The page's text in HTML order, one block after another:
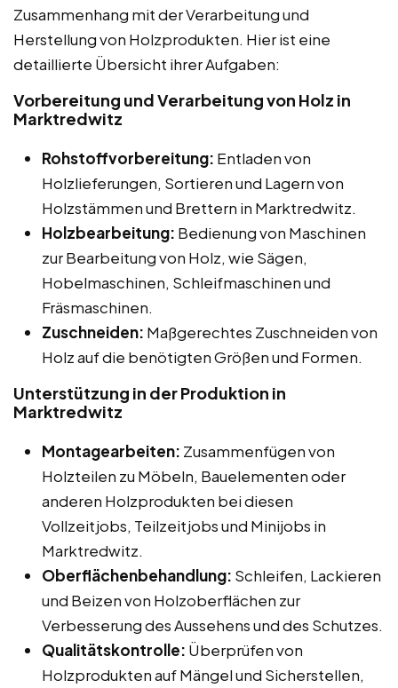
Zusammenhang mit der Verarbeitung und
Herstellung von Holzprodukten. Hier ist eine
detaillierte Übersicht ihrer Aufgaben:
Vorbereitung und Verarbeitung von Holz in
Marktredwitz
Rohstoffvorbereitung: Entladen von
Holzlieferungen, Sortieren und Lagern von
Holzstämmen und Brettern in Marktredwitz.
Holzbearbeitung: Bedienung von Maschinen
zur Bearbeitung von Holz, wie Sägen,
Hobelmaschinen, Schleifmaschinen und
Fräsmaschinen.
Zuschneiden: Maßgerechtes Zuschneiden von
Holz auf die benötigten Größen und Formen.
Unterstützung in der Produktion in
Marktredwitz
Montagearbeiten: Zusammenfügen von
Holzteilen zu Möbeln, Bauelementen oder
anderen Holzprodukten bei diesen
Vollzeitjobs, Teilzeitjobs und Minijobs in
Marktredwitz.
Oberflächenbehandlung: Schleifen, Lackieren
und Beizen von Holzoberflächen zur
Verbesserung des Aussehens und des Schutzes.
Qualitätskontrolle: Überprüfen von
Holzprodukten auf Mängel und Sicherstellen,